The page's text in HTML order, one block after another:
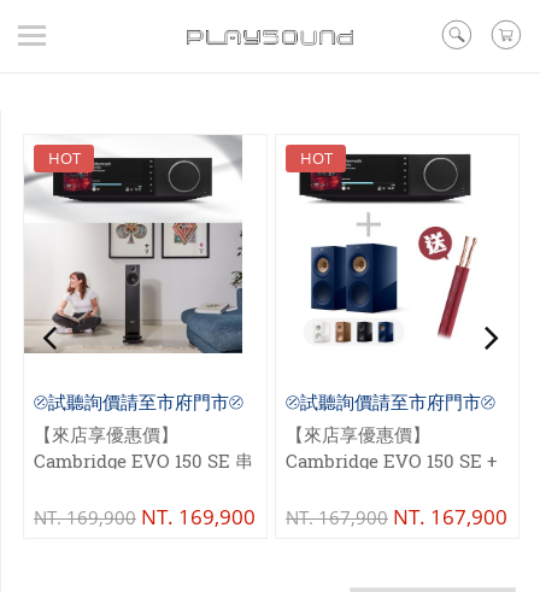
登入
/ 聯絡我們
▼新品
▼出清
耳機
黑膠
訊源DAC耳擴
其他類型
HOT
⦼試聽詢價請至市府門市⦼
【來店享優惠價】
Cambridge EVO 150 SE 串
prodigy 5 小型落地 二音路
NT.169,900 NT. 169,900
HOT
⦼試聽詢價請至市府門市⦼
【來店享優惠價】
Cambridge EVO 150 SE +
NT.167,900 NT. 167,900